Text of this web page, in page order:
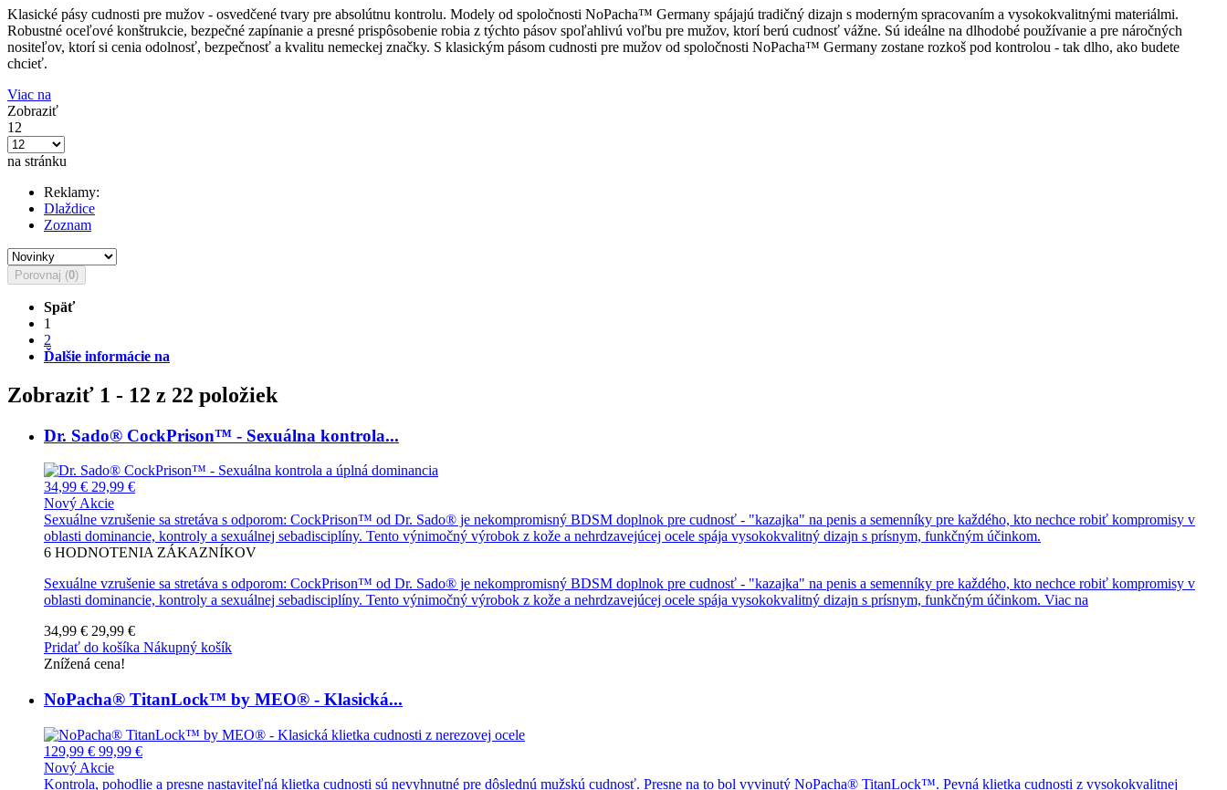
Klasické pásy cudnosti pre mužov - osvedčené tvary pre absolútnu kontrolu. Modely od spoločnosti NoPacha™ Germany spájajú tradičný dizajn s moderným spracovaním a vysokokvalitnými materiálmi.
Robustné oceľové konštrukcie, bezpečné zapínanie a presné prispôsobenie robia z týchto pásov spoľahlivú voľbu pre mužov, ktorí berú cudnosť vážne. Sú ideálne na dlhodobé používanie a pre náročných
nositeľov, ktorí si cenia odolnosť, bezpečnosť a kvalitu nemeckej značky. S klasickým pásom cudnosti pre mužov od spoločnosti NoPacha™ Germany zostane rozkoš pod kontrolou - tak dlho, ako budete
chcieť.
Viac na
Zobraziť
12
na stránku
Reklamy:
Dlaždice
Zoznam
Porovnaj (0)
Späť
1
2
Ďalšie informácie na
Zobraziť 1 - 12 z 22 položiek
Dr. Sado® CockPrison™ - Sexuálna kontrola...
34,99 € 29,99 €
NovýAkcie
Sexuálne vzrušenie sa stretáva s odporom: CockPrison™ od Dr. Sado® je nekompromisný BDSM doplnok pre cudnosť - "kazajka" na penis a semenníky pre každého, kto nechce robiť kompromisy v
oblasti dominancie, kontroly a sexuálnej sebadisciplíny. Tento výnimočný výrobok z kože a nehrdzavejúcej ocele spája vysokokvalitný dizajn s prísnym, funkčným účinkom.
6 HODNOTENIA ZÁKAZNÍKOV
Sexuálne vzrušenie sa stretáva s odporom: CockPrison™ od Dr. Sado® je nekompromisný BDSM doplnok pre cudnosť - "kazajka" na penis a semenníky pre každého, kto nechce robiť kompromisy v
oblasti dominancie, kontroly a sexuálnej sebadisciplíny. Tento výnimočný výrobok z kože a nehrdzavejúcej ocele spája vysokokvalitný dizajn s prísnym, funkčným účinkom. Viac na
34,99 € 29,99 €
Pridať do košíka Nákupný košík
Znížená cena!
NoPacha® TitanLock™ by MEO® - Klasická...
129,99 € 99,99 €
Nový Akcie
Kontrola, pohodlie a presne nastaviteľná klietka cudnosti sú nevyhnutné pre dôslednú mužskú cudnosť. Presne na to bol vyvinutý NoPacha® TitanLock™. Pevná klietka cudnosti z vysokokvalitnej